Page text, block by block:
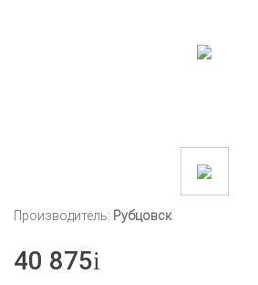
Производитель: Рубцовск
40 875